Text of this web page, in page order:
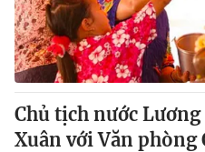
® Cấm sao chép dưới mọi hình
thuận bằng văn bản. Ghi rõ
thông tin từ website này.
Chủ tịch nước
Xuân với Văn phòng